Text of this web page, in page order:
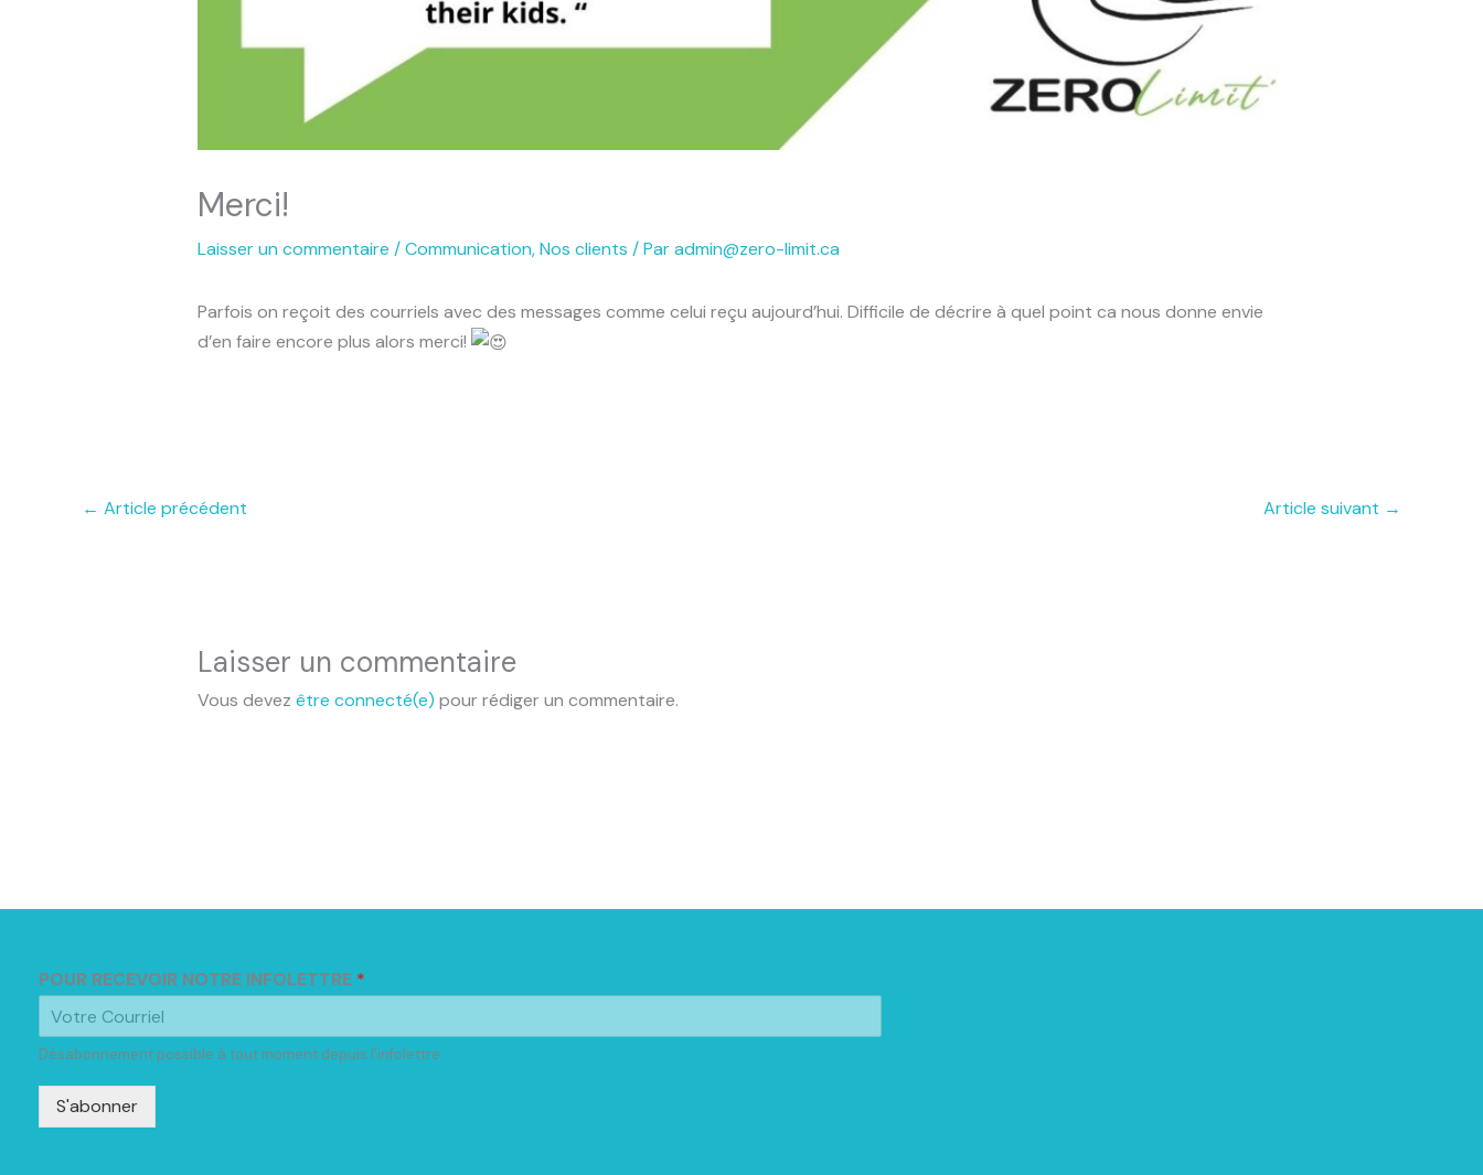
Merci!
Laisser un commentaire /Communication,Nos clients / Paradmin@zero-limit.ca
Parfois on reçoit des courriels avec des messages comme celui reçu aujourd’hui. Difficile de décrire à quel point ca nous donne envie
d’en faire encore plus alors merci!
← Article précédent Article suivant →
Laisser un commentaire
Vous devez être connecté(e) pour rédiger un commentaire.
POUR RECEVOIR NOTRE INFOLETTRE *
Désabonnement possible à tout moment depuis l'infolettre
S'abonner